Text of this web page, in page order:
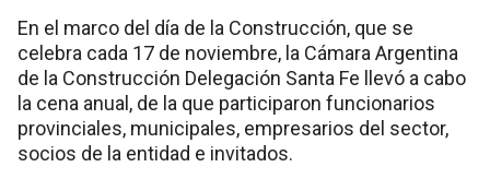
En el marco del día de la Construcción, que se
celebra cada 17 de noviembre, la Cámara Argentina
de la Construcción Delegación Santa Fe llevó a cabo
la cena anual, de la que participaron funcionarios
provinciales, municipales, empresarios del sector,
socios de la entidad e invitados.